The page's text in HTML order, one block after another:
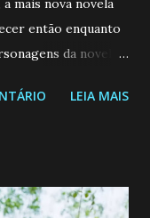
mais nova novela
então enquanto
da novela?
(Camila
que realmente
LEIA MAIS